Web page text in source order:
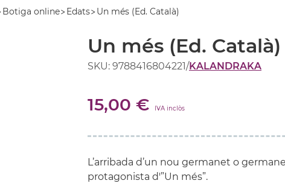
Botiga online Edats Un més (Ed. Català)
Un més (Ed. Català)
SKU: 9788416804221/KALANDRAKA
15,00 € IVA inclòs
L’arribada d’un nou germanet o
protagonista d'”Un més”.